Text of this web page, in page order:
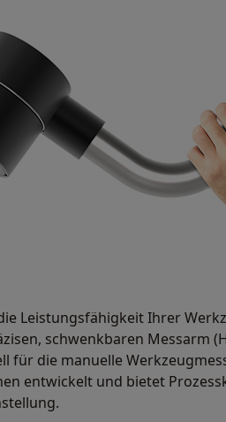
Leistungsfähigkeit Ihrer
schwenkbaren Messarm
für die manuelle
entwickelt und bietet